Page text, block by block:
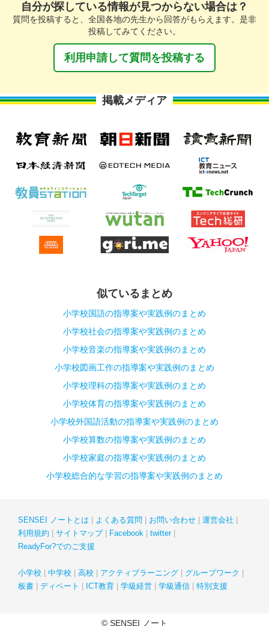
自分が探している情報が見つからない場合は？
質問を投稿すると、全国各地の先生から回答がもらえます。是非
投稿してみてください。
利用申請して質問を投稿する
掲載メディア
似ているまとめ
小学校国語の指導案や実践例のまとめ
小学校社会の指導案や実践例のまとめ
小学校音楽の指導案や実践例のまとめ
小学校図画工作の指導案や実践例のまとめ
小学校理科の指導案や実践例のまとめ
小学校体育の指導案や実践例のまとめ
小学校外国語活動の指導案や実践例のまとめ
小学校算数の指導案や実践例のまとめ
小学校家庭の指導案や実践例のまとめ
小学校総合的な学習の指導案や実践例のまとめ
SENSEI ノートとは よくある質問 お問い合わせ
運営会社
利用規約
サイトマップ Facebook
twitter
ReadyFor?でのご支援
小学校 中学校 高校 アクティブラーニング
グループワーク
板書
ディベート ICT教育 学級経営 学級通信 特別支援
© SENSEI ノート